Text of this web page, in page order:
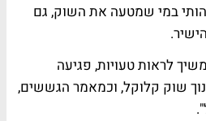
במי שמטעה את השוק, גם
לראות טעויות, פגיעה
שוק קלוקל, וכמאמר הגששים,